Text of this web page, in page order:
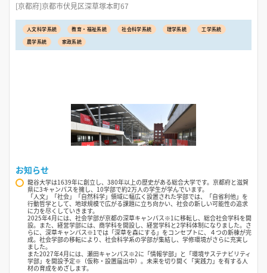
[京都府]京都市伏見区深草塚本町67
人文科学系統 教育・福祉系統 社会科学系統 理学系統
工学系統
農学系統
家政系統
お知らせ
龍谷大学は1639年に創立し、380年以上の歴史がある総合大学です。京都府と滋賀
県に3キャンパスを擁し、10学部で約2万人の学生が学んでいます。
「人文」「社会」「自然科学」領域に幅広く設置された学部では、「自省利他」を
行動哲学として、地球規模で広がる課題に立ち向かい、社会の新しい可能性の追求
に力を尽くしていきます。
2025年4月には、社会学部が京都の深草キャンパス※1に移転し、総合社会学科を開
設。また、経営学部には、商学科を開設し、経営学科と2学科体制になりました。さ
らに、深草キャンパス※1では「深草を森にする」をコンセプトに、４つの新棟が完
成。社会学部の移転により、社会科学系の学部が集結し、学修環境がさらに充実し
ました。
また2027年4月には、瀬田キャンパス※2に「情報学部」と「環境サステナビリティ
学部」を開設予定※（仮称・設置届出中）。未来を切り開く「実践力」を有する人
材の育成をめざします。